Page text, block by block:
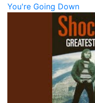
You're Going Down